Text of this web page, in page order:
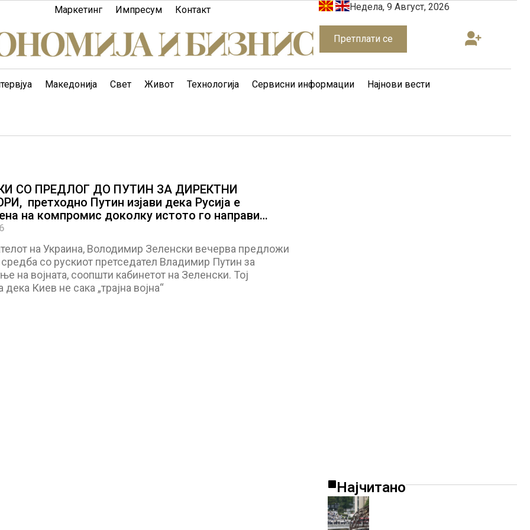
Маркетинг Импресум Контакт Недела, 9 Август, 2026
Претплати се
Македонија Свет Живот Технологија Сервисни информации Најнови вести
СО ПРЕДЛОГ ДО ПУТИН ЗА ДИРЕКТНИ
претходно Путин изјави дека Русија е
на компромис доколку истото го направи
на Украина, Володимир Зеленски вечерва предложи
со рускиот претседател Владимир Путин за
на војната, соопшти кабинетот на Зеленски. Тој
дека Киев не сака „трајна војна“
Најчитано